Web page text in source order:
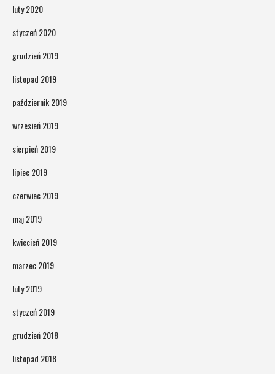
luty 2020
styczeń 2020
grudzień 2019
listopad 2019
październik 2019
wrzesień 2019
sierpień 2019
lipiec 2019
czerwiec 2019
maj 2019
kwiecień 2019
marzec 2019
luty 2019
styczeń 2019
grudzień 2018
listopad 2018